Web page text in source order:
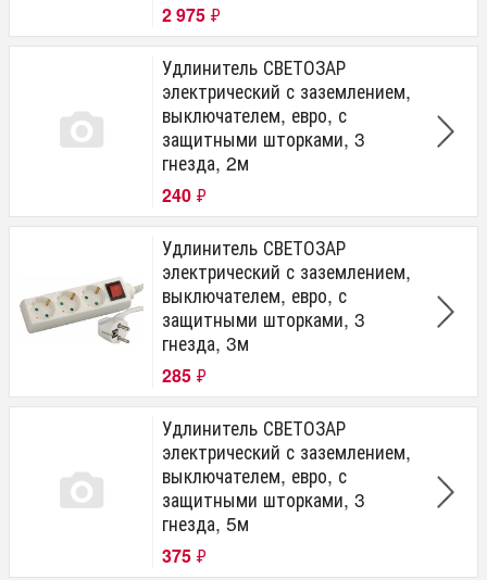
2 975 ₽
Удлинитель СВЕТОЗАР
электрический с заземлением,
выключателем, евро, с
защитными шторками, 3
гнезда, 2м
240 ₽
Удлинитель СВЕТОЗАР
электрический с заземлением,
выключателем, евро, с
защитными шторками, 3
гнезда, 3м
285 ₽
Удлинитель СВЕТОЗАР
электрический с заземлением,
выключателем, евро, с
защитными шторками, 3
гнезда, 5м
375 ₽